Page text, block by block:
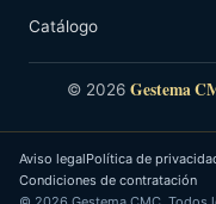
Catálogo
© 2026 Gestema
Aviso legalPolítica de
Condiciones de contratación